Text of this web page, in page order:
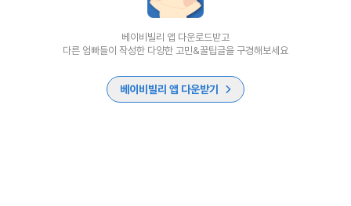
베이비빌리 앱 다운로드받고
다른 엄빠들이 작성한 다양한 고민&꿀팁글을 구경해보세요
베이비빌리 앱 다운받기